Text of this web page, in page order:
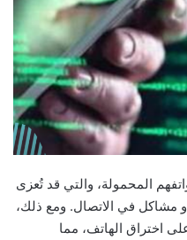
المحمولة، والتي قد تُعزى
مشاكل في الاتصال. ومع ذلك،
اختراق الهاتف، مما